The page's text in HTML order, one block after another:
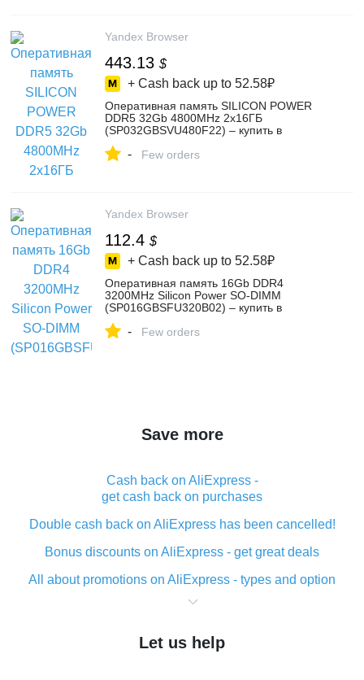
Yandex Browser
443.13 $
+ Cash back up to 52.58₽
Оперативная память SILICON POWER
DDR5 32Gb 4800MHz 2x16ГБ
(SP032GBSVU480F22) – купить в
Яндекс Маркете, 5187651893
- Few orders
Yandex Browser
112.4 $
+ Cash back up to 52.58₽
Оперативная память 16Gb DDR4
3200MHz Silicon Power SO-DIMM
(SP016GBSFU320B02) – купить в
Яндекс Маркете, 4487406226
- Few orders
Save more
Cash back on AliExpress -
get cash back on purchases
Double cash back on AliExpress has been cancelled!
Bonus discounts on AliExpress - get great deals
All about promotions on AliExpress - types and option
What is cash back when making purchases on
The best place to download cash back for AliExpress
Let us help